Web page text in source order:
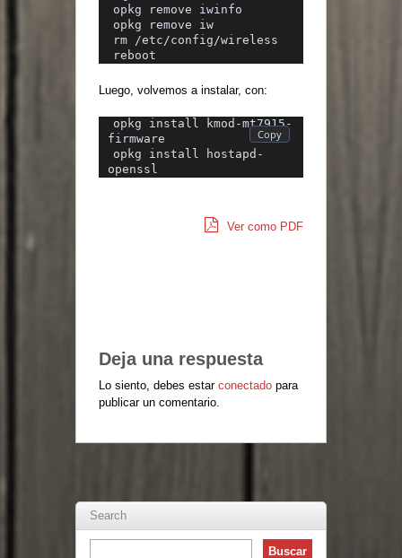
opkg remove iwinfo
opkg remove iw
rm /etc/config/wireless
reboot
Luego, volvemos a instalar, con:
opkg install kmod-mt7915-
firmware
opkg install hostapd-
openssl
Ver como PDF
Deja una respuesta
Lo siento, debes estar conectado para
publicar un comentario.
Search